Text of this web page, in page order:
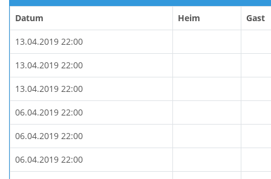
Datum Heim Gast
13.04.2019 22:00
13.04.2019 22:00
13.04.2019 22:00
06.04.2019 22:00
06.04.2019 22:00
06.04.2019 22:00